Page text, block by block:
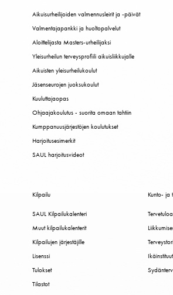
Aikuisurheilijoiden valmennusleirit ja -päivät
Valmentajapankki ja huoltopalvelut
Aloittelijasta Masters-urheilijaksi
Yleisurheilun terveysprofiili aikuisliikkujalle
Aikuisten yleisurheilukoulut
Jäsenseurojen juoksukoulut
Kuuluttajaopas
Ohjaajakoulutus - suorita omaan tahtiin
Kumppanuusjärjestöjen koulutukset
Harjoitusesimerkit
SAUL harjoitusvideot
Kilpailu
SAUL Kilpailukalenteri
Muut kilpailukalenterit
Kilpailujen järjestäjille
Lisenssi
Tulokset
Tilastot
Kunto- ja
Terveystori